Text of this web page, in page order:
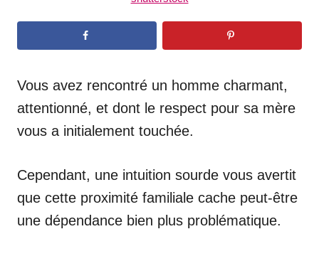
Vous avez rencontré un homme charmant,
attentionné, et dont le respect pour sa mère
vous a initialement touchée.
Cependant, une intuition sourde vous avertit
que cette proximité familiale cache peut-être
une dépendance bien plus problématique.